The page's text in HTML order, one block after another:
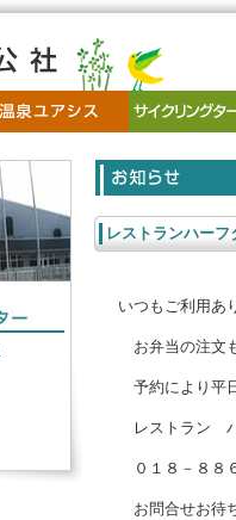
レストランハー
いつもご利用あ
お弁当の注文
予約により平
レストラン
０１８－８８
お問合せお待